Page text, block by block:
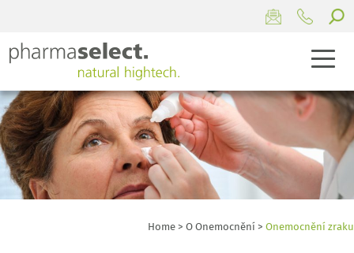
Home > O Onemocnění > Onemocnění zraku